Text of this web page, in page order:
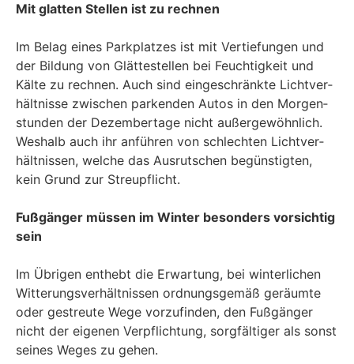
Mit glat­ten Stel­len ist zu rech­nen
Im Belag eines Park­plat­zes ist mit Ver­tie­fun­gen und
der Bil­dung von Glät­te­stel­len bei Feuch­tig­keit und
Käl­te zu rech­nen. Auch sind ein­ge­schränk­te Licht­ver­
hält­nis­se zwi­schen par­ken­den Autos in den Mor­gen­
stun­den der Dezem­ber­ta­ge nicht außer­ge­wöhn­lich.
Wes­halb auch ihr anfüh­ren von schlech­ten Licht­ver­
hält­nis­sen, wel­che das Aus­rut­schen begüns­tig­ten,
kein Grund zur Streu­pflicht.
Fuß­gän­ger müs­sen im Win­ter beson­ders vor­sich­tig
sein
Im Übri­gen ent­hebt die Erwar­tung, bei win­ter­li­chen
Wit­te­rungs­ver­hält­nis­sen ord­nungs­ge­mäß geräum­te
oder gestreu­te Wege vor­zu­fin­den, den Fuß­gän­ger
nicht der eige­nen Ver­pflich­tung, sorg­fäl­ti­ger als sonst
sei­nes Weges zu gehen.